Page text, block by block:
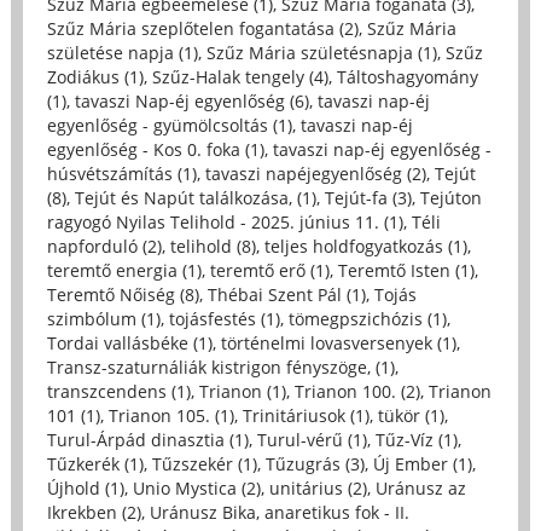
Szűz Mária égbeemelése (1), Szűz Mária foganata (3),
Szűz Mária szeplőtelen fogantatása (2), Szűz Mária
születése napja (1), Szűz Mária születésnapja (1), Szűz
Zodiákus (1), Szűz-Halak tengely (4), Táltoshagyomány
(1), tavaszi Nap-éj egyenlőség (6), tavaszi nap-éj
egyenlőség - gyümölcsoltás (1), tavaszi nap-éj
egyenlőség - Kos 0. foka (1), tavaszi nap-éj egyenlőség -
húsvétszámítás (1), tavaszi napéjegyenlőség (2), Tejút
(8), Tejút és Napút találkozása, (1), Tejút-fa (3), Tejúton
ragyogó Nyilas Telihold - 2025. június 11. (1), Téli
napforduló (2), telihold (8), teljes holdfogyatkozás (1),
teremtő energia (1), teremtő erő (1), Teremtő Isten (1),
Teremtő Nőiség (8), Thébai Szent Pál (1), Tojás
szimbólum (1), tojásfestés (1), tömegpszichózis (1),
Tordai vallásbéke (1), történelmi lovasversenyek (1),
Transz-szaturnáliák kistrigon fényszöge, (1),
transzcendens (1), Trianon (1), Trianon 100. (2), Trianon
101 (1), Trianon 105. (1), Trinitáriusok (1), tükör (1),
Turul-Árpád dinasztia (1), Turul-vérű (1), Tűz-Víz (1),
Tűzkerék (1), Tűzszekér (1), Tűzugrás (3), Új Ember (1),
Újhold (1), Unio Mystica (2), unitárius (2), Uránusz az
Ikrekben (2), Uránusz Bika, anaretikus fok - II.